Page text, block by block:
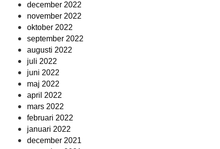
december 2022
november 2022
oktober 2022
september 2022
augusti 2022
juli 2022
juni 2022
maj 2022
april 2022
mars 2022
februari 2022
januari 2022
december 2021